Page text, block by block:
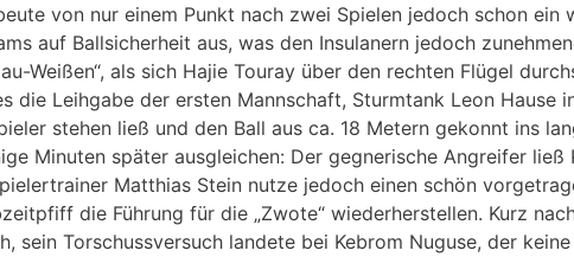
von nur einem Punkt nach zwei Spielen jedoch schon ein
auf Ballsicherheit aus, was den Insulanern jedoch
Weißen“, als sich Hajie Touray über den rechten Flügel
die Leihgabe der ersten Mannschaft, Sturmtank Leon Hause
stehen ließ und den Ball aus ca. 18 Metern gekonnt ins
Minuten später ausgleichen: Der gegnerische Angreifer
Matthias Stein nutze jedoch einen schön
die Führung für die „Zwote“ wiederherstellen. Kurz
sein Torschussversuch landete bei Kebrom Nuguse, der